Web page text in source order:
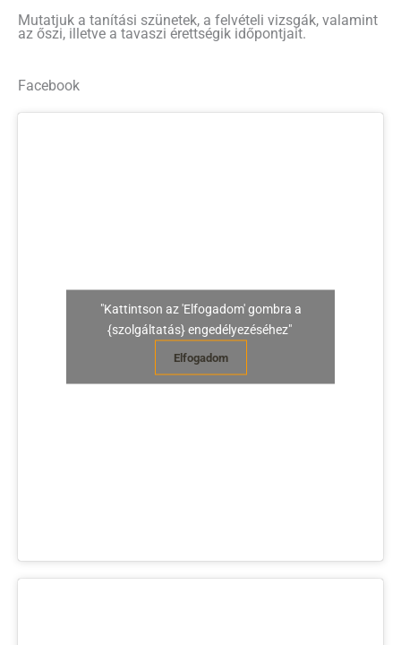
Mutatjuk a tanítási szünetek, a felvételi vizsgák, valamint
az őszi, illetve a tavaszi érettségik időpontjait.
Facebook
"Kattintson az 'Elfogadom' gombra a
{szolgáltatás} engedélyezéséhez"
Elfogadom